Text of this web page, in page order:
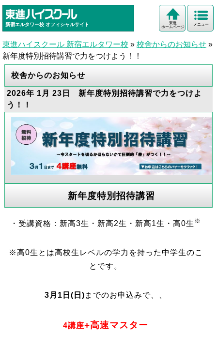
新宿エルタワー校 オフィシャルサイト メニュー
東進
ホームページ
東進ハイスクール 新宿エルタワー校 » 校舎からのお知らせ »
新年度特別招待講習で力をつけよう！！
校舎からのお知らせ
2026年 1月 23日 新年度特別招待講習で力をつけよ
う！！
新年度特別招待講習
・受講資格：新高3生・新高2生・新高1生・高0生 ※
※高0生とは高校生レベルの学力を持った中学生のこ
とです。
3月1日(日) までのお申込みで、、
4講座+高速マスター